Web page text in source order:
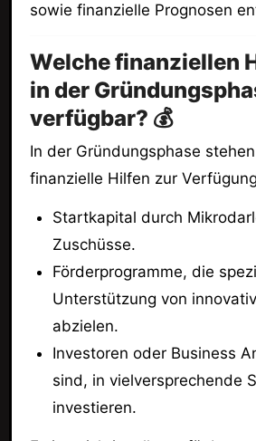
sowie finanzielle Prognosen
Welche finanziellen
in der
verfügbar? 💰
In der Gründungsphase
finanzielle Hilfen zur
Startkapital durch
Zuschüsse.
Förderprogramme, die
Unterstützung von
abzielen.
Investoren oder Business
sind, in vielversprechende
investieren.